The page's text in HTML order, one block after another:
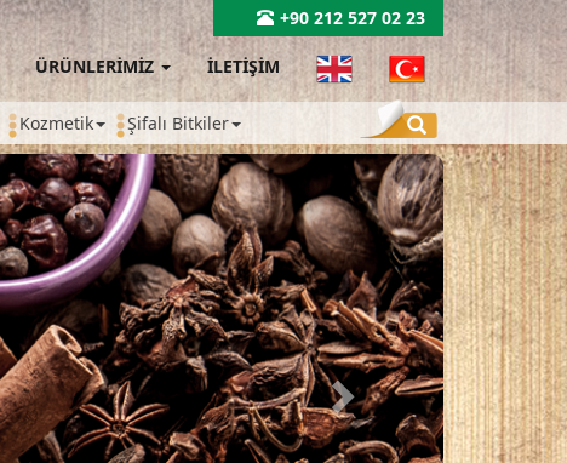
+90 212 527 02 23
ÜRÜNLERİMİZ İLETİŞİM
Kozmetik Şifalı Bitkiler